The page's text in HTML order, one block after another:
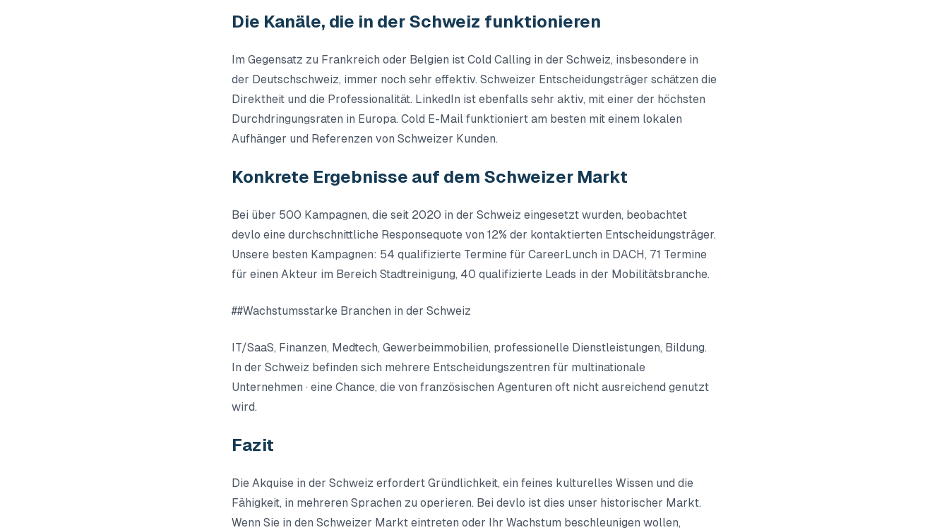
Die Kanäle, die in der Schweiz funktionieren
Im Gegensatz zu Frankreich oder Belgien ist Cold Calling in der Schweiz, insbesondere in
der Deutschschweiz, immer noch sehr effektiv. Schweizer Entscheidungsträger schätzen die
Direktheit und die Professionalität. LinkedIn ist ebenfalls sehr aktiv, mit einer der höchsten
Durchdringungsraten in Europa. Cold E-Mail funktioniert am besten mit einem lokalen
Aufhänger und Referenzen von Schweizer Kunden.
Konkrete Ergebnisse auf dem Schweizer Markt
Bei über 500 Kampagnen, die seit 2020 in der Schweiz eingesetzt wurden, beobachtet
devlo eine durchschnittliche Responsequote von 12% der kontaktierten Entscheidungsträger.
Unsere besten Kampagnen: 54 qualifizierte Termine für CareerLunch in DACH, 71 Termine
für einen Akteur im Bereich Stadtreinigung, 40 qualifizierte Leads in der Mobilitätsbranche.
##Wachstumsstarke Branchen in der Schweiz
IT/SaaS, Finanzen, Medtech, Gewerbeimmobilien, professionelle Dienstleistungen, Bildung.
In der Schweiz befinden sich mehrere Entscheidungszentren für multinationale
Unternehmen · eine Chance, die von französischen Agenturen oft nicht ausreichend genutzt
wird.
Fazit
Die Akquise in der Schweiz erfordert Gründlichkeit, ein feines kulturelles Wissen und die
Fähigkeit, in mehreren Sprachen zu operieren. Bei devlo ist dies unser historischer Markt.
Wenn Sie in den Schweizer Markt eintreten oder Ihr Wachstum beschleunigen wollen,